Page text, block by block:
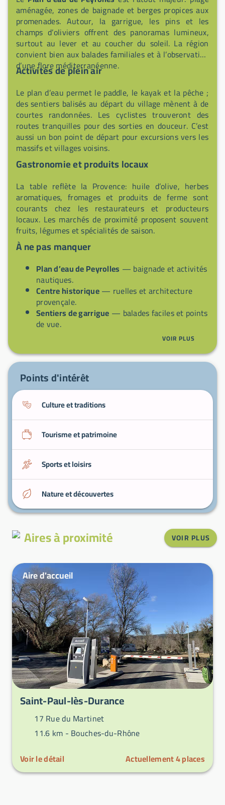
aménagée, zones de baignade et berges propices aux
promenades. Autour, la garrigue, les pins et les
champs d’oliviers offrent des panoramas lumineux,
surtout au lever et au coucher du soleil. La région
convient bien aux balades familiales et à l’observation
d’une flore méditerranéenne.
Activités de plein air
Le plan d’eau permet le paddle, le kayak et la pêche ;
des sentiers balisés au départ du village mènent à de
courtes randonnées. Les cyclistes trouveront des
routes tranquilles pour des sorties en douceur. C’est
aussi un bon point de départ pour excursions vers les
massifs et villages voisins.
Gastronomie et produits locaux
La table reflète la Provence: huile d’olive, herbes
aromatiques, fromages et produits de ferme sont
courants chez les restaurateurs et producteurs
locaux. Les marchés de proximité proposent souvent
fruits, légumes et spécialités de saison.
À ne pas manquer
Plan d’eau de Peyrolles — baignade et activités
nautiques.
Centre historique— ruelles et architecture
provençale.
Sentiers de garrigue — balades faciles et points
de vue.
— huile d’olive et spécialités de
Plages et berges— espaces relaxants pour
VOIR PLUS
Points d'intérêt
Culture et traditions
Tourisme et patrimoine
Sports et loisirs
Nature et découvertes
Aires à proximité VOIR PLUS
Aire d'accueil
Saint-Paul-lès-Durance
17 Rue du Martinet
11.6 km - Bouches-du-Rhône
Voir le détail
Actuellement4places